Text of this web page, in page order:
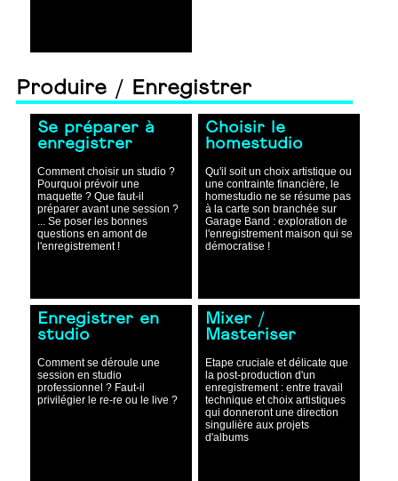
Produire / Enregistrer
Se préparer à
enregistrer
Comment choisir un studio ?
Pourquoi prévoir une
maquette ? Que faut-il
préparer avant une session ?
... Se poser les bonnes
questions en amont de
l'enregistrement !
Choisir le
homestudio
Qu'il soit un choix artistique ou
une contrainte financière, le
homestudio ne se résume pas
à la carte son branchée sur
Garage Band : exploration de
l'enregistrement maison qui se
démocratise !
Enregistrer en
studio
Comment se déroule une
session en studio
professionnel ? Faut-il
privilégier le re-re ou le live ?
Mixer /
Masteriser
Etape cruciale et délicate que
la post-production d'un
enregistrement : entre travail
technique et choix artistiques
qui donneront une direction
singulière aux projets
d'albums